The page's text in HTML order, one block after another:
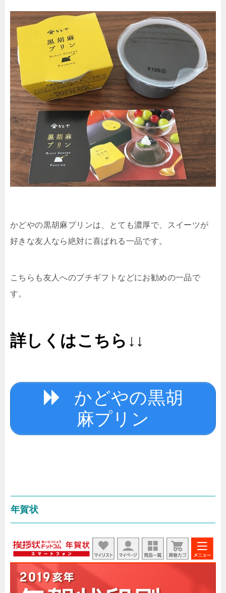
かどやの黒胡麻プリンは、とても濃厚で、スイーツが
好きな友人なら絶対に喜ばれる一品です。
こちらも友人へのプチギフトなどにお勧めの一品で
す。
詳しくはこちら↓↓
かどやの黒胡
麻プリン
年賀状